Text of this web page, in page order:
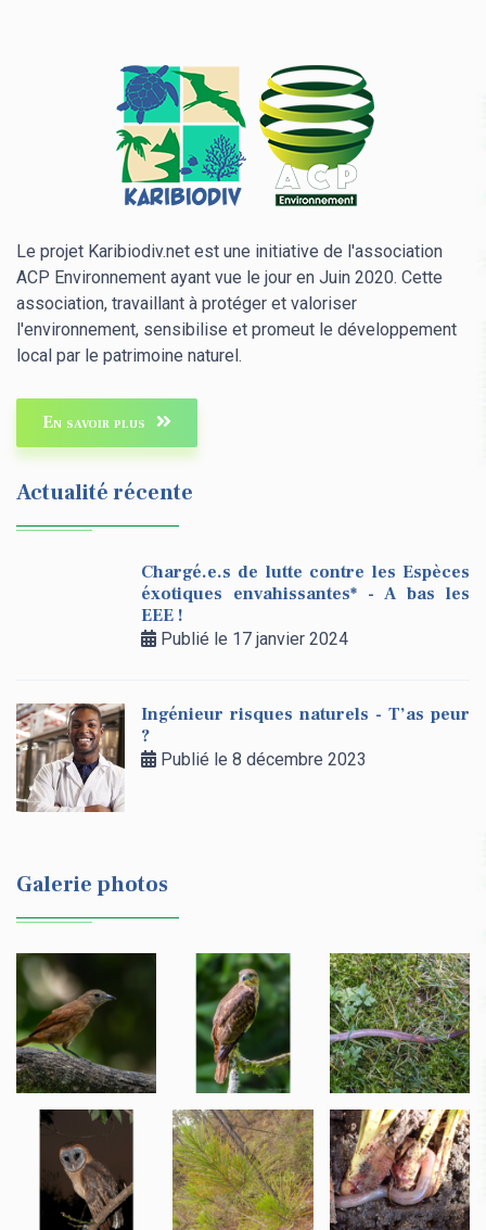
Le projet Karibiodiv.net est une initiative de l'association
ACP Environnement ayant vue le jour en Juin 2020. Cette
association, travaillant à protéger et valoriser
l'environnement, sensibilise et promeut le développement
local par le patrimoine naturel.
En savoir plus
Actualité récente
Chargé.e.s de lutte contre les Espèces
éxotiques envahissantes* - A bas les
EEE !
Publié le 17 janvier 2024
Ingénieur risques naturels - T’as peur
?
Publié le 8 décembre 2023
Galerie photos